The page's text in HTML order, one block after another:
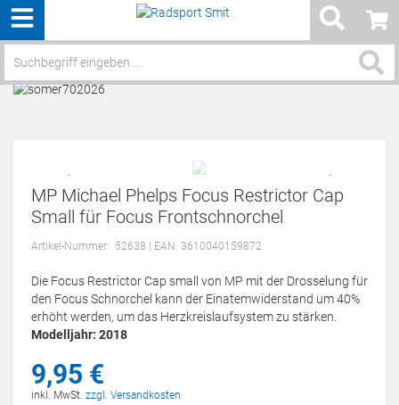
Menü
Service / Hilfe
MP Michael Phelps Focus Restrictor Cap
Small für Focus Frontschnorchel
Artikel-Nummer: 52638 | EAN: 3610040159872
Die Focus Restrictor Cap small von MP mit der Drosselung für
den Focus Schnorchel kann der Einatemwiderstand um 40%
erhöht werden, um das Herzkreislaufsystem zu stärken.
Modelljahr: 2018
9,95 €
inkl. MwSt. zzgl. Versandkosten